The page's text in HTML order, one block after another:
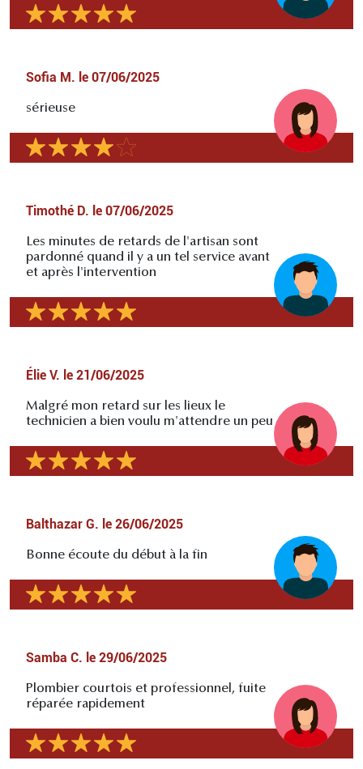
Sofia M. le 07/06/2025
sérieuse
Timothé D. le 07/06/2025
Les minutes de retards de l'artisan sont
pardonné quand il y a un tel service avant
et après l'intervention
Élie V. le 21/06/2025
Malgré mon retard sur les lieux le
technicien a bien voulu m'attendre un peu
Balthazar G. le 26/06/2025
Bonne écoute du début à la fin
Samba C. le 29/06/2025
Plombier courtois et professionnel, fuite
réparée rapidement